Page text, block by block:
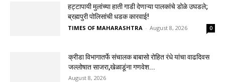
हट्टापायी मुलांच्या हाती गाडी देणाऱ्या पालकांचे डोळे उघडले;
ब्रह्मपुरी पोलिसांची धडक कारवाई!
TIMES OF MAHARASHTRA - August 8, 2026 0
क्रीडा विभागातर्फे संचालक बाबासो रोहित रंधे यांचा वाढदिवस
जल्लोषात साजरा,खेळाडूंना गणवेश...
August 8, 2026